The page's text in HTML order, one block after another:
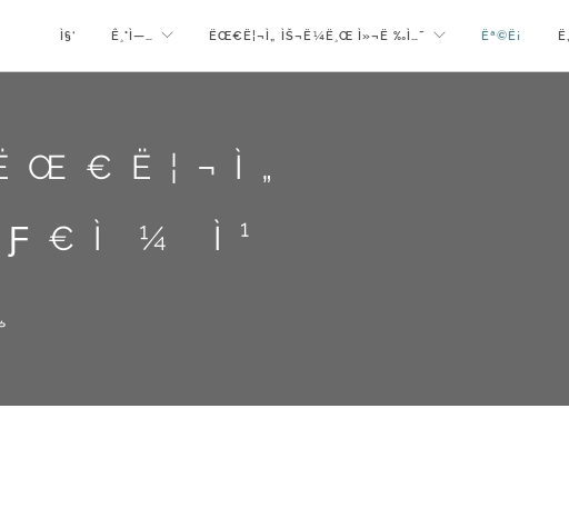
Ì§‘ Ê¸°Ì—… ËŒ€Ë¦¬Ì„ ÌŠ¬Ë¼Ë¸Œ Ì»¬Ë ‰Ì…˜ Ëª©Ë¡
Ì¹